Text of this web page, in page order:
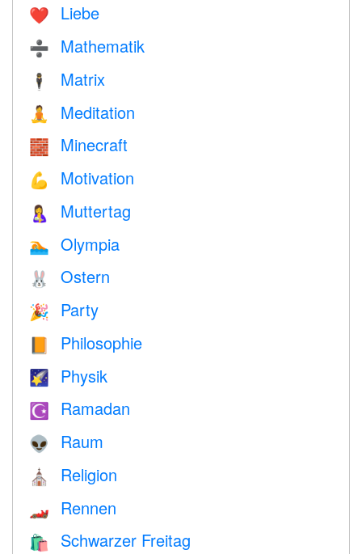
❤️️ Liebe
➗ Mathematik
🕴️ Matrix
🧘 Meditation
🧱 Minecraft
💪 Motivation
🤱 Muttertag
🏊 Olympia
🐰 Ostern
🎉 Party
📙 Philosophie
🌠 Physik
☪️ Ramadan
👽 Raum
⛪️ Religion
🏎 Rennen
🛍 Schwarzer Freitag